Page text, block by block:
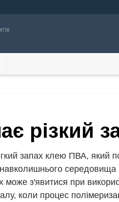
різкий
запах клею ПВА, який
середовища
з'явитися при
коли процес